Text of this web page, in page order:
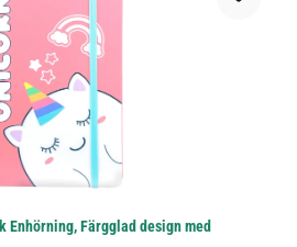
Enhörning, Färgglad design med